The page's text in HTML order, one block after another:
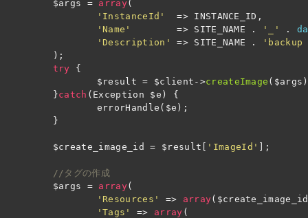
$args
= array(
'InstanceId'
=> INSTANCE_ID ,
'Name'
=> SITE_NAME . '_' .
'Description'
=> SITE_NAME .
);
try
{
$result
= $client ->createImage ( $args
}catch ( Exception $e )
{
errorHandle ( $e );
}
$create_image_id = $result 'ImageId' ];
//タグの作成
$args
= array(
'Resources'
=> array( $create_image_id
'Tags'
=> array (